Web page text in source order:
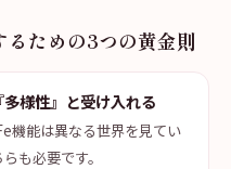
ための3つの黄金則
様性』と受け入れる
機能は異なる世界を見てい
も必要です。